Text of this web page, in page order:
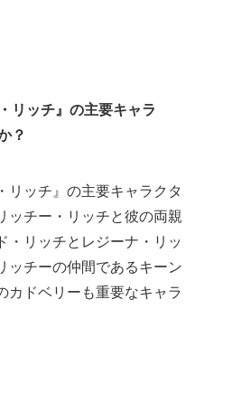
リッチ』の主要キャラ
？
リッチ』の主要キャラクタ
ッチー・リッチと彼の両親
・リッチとレジーナ・リッ
ッチーの仲間であるキーン
カドベリーも重要なキャラ